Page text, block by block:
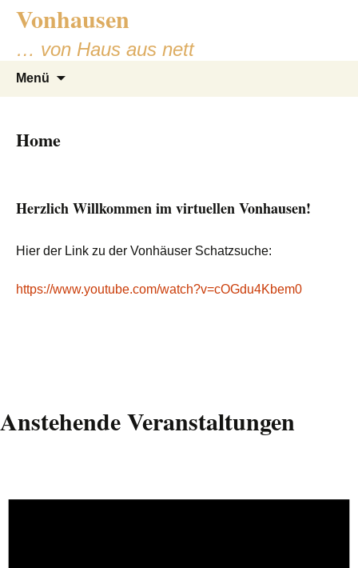
Inhalt
springen
Vonhausen
… von Haus aus nett
Menü
Home
Herzlich Willkommen im virtuellen Vonhausen!
Hier der Link zu der Vonhäuser Schatzsuche:
https://www.youtube.com/watch?v=cOGdu4Kbem0
Anstehende Veranstaltungen